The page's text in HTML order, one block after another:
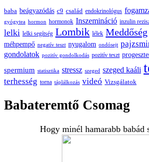
baba beágyazódás c9 család endokrinológus
gyógytea hormon hormonok Inszemináció inzulin
lelki lelki segítség Lombik lélek Meddőség
méhpempő negatív teszt nyugalom ondósejt
gondolatok pozitív gondolkodás pozitív teszt
spermium statisztika stressz szeged szeged kaáli
terhesség torna táplálkozás videó Vizsgálatok
Babateremtő Csomag
Hogy minél hamarabb babád